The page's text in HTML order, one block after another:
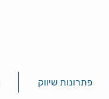
פתרונות שיווק